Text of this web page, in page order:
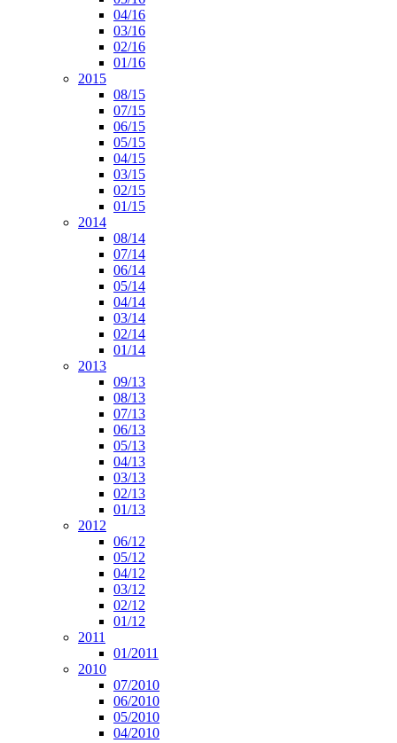
04/16
03/16
02/16
01/16
2015
08/15
07/15
06/15
05/15
04/15
03/15
02/15
01/15
2014
08/14
07/14
06/14
05/14
04/14
03/14
02/14
01/14
2013
09/13
08/13
07/13
06/13
05/13
04/13
03/13
02/13
01/13
2012
06/12
05/12
04/12
03/12
02/12
01/12
2011
01/2011
2010
07/2010
06/2010
05/2010
04/2010